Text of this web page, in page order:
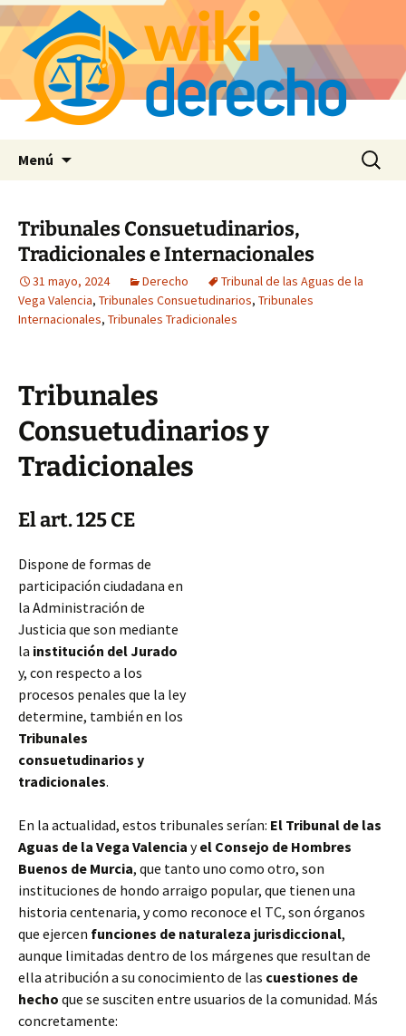
Menú Buscar:
Tribunales Consuetudinarios,
Tradicionales e Internacionales
31 mayo, 2024 Derecho
Tribunal de las Aguas de la
Vega Valencia, Tribunales Consuetudinarios, Tribunales
Internacionales, Tribunales Tradicionales
Tribunales
Consuetudinarios y
Tradicionales
El art. 125 CE
Dispone de formas de
participación ciudadana en
la Administración de
Justicia que son mediante
la institución del Jurado
y, con respecto a los
procesos penales que la ley
determine, también en los
Tribunales
consuetudinarios y
tradicionales.
En la actualidad, estos tribunales serían: El Tribunal de las
Aguas de la Vega Valencia yel Consejo de Hombres
Buenos de Murcia, que tanto uno como otro, son
instituciones de hondo arraigo popular, que tienen una
historia centenaria, y como reconoce el TC, son órganos
que ejercen funciones de naturaleza jurisdiccional,
aunque limitadas dentro de los márgenes que resultan de
ella atribución a su conocimiento de las cuestiones de
hecho que se susciten entre usuarios de la comunidad. Más
concretamente: